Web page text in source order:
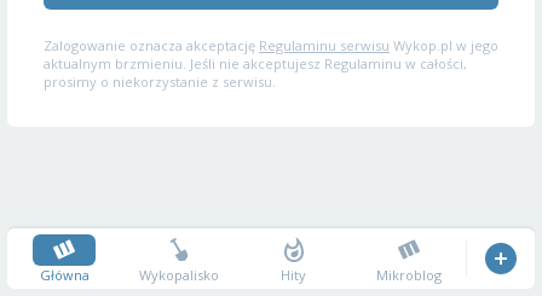
Zalogowanie oznacza akceptację Regulaminu serwisu Wykop.pl w jego
aktualnym brzmieniu. Jeśli nie akceptujesz Regulaminu w całości,
prosimy o niekorzystanie z serwisu.
Główna Wykopalisko Hity Mikroblog